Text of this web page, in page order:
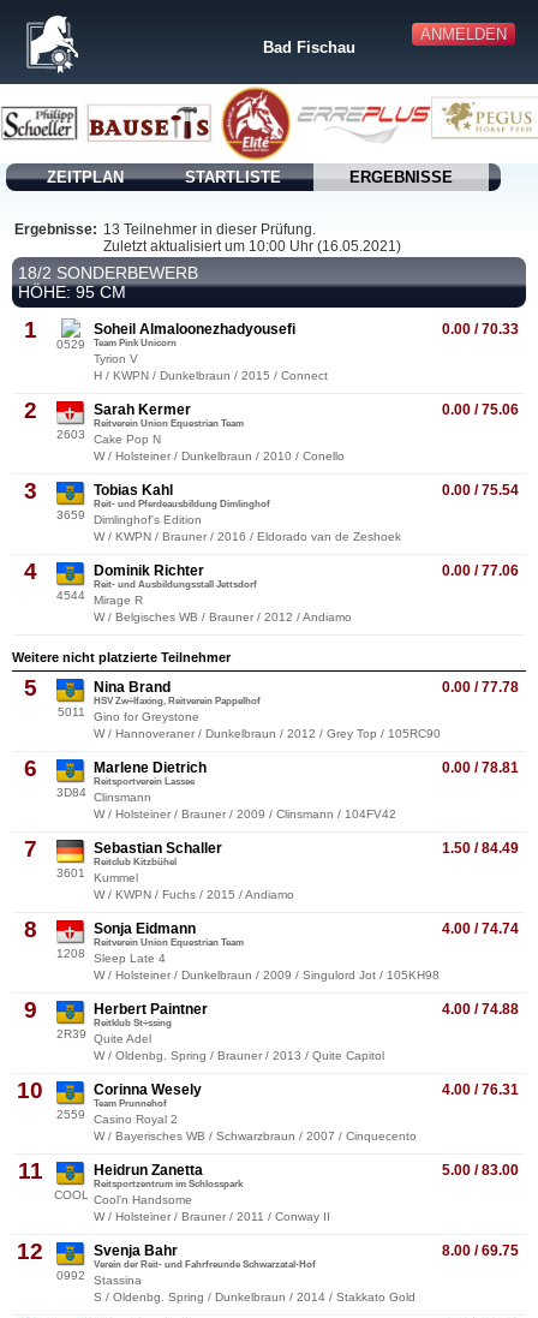
ANMELDEN
Bad Fischau
ZEITPLAN STARTLISTE ERGEBNISSE
Ergebnisse: 13 Teilnehmer in dieser Prüfung.
Zuletzt aktualisiert um 10:00 Uhr (16.05.2021)
18/2 SONDERBEWERB
HÖHE: 95 CM
1
0529
0.00 / 70.33
Soheil Almaloonezhadyousefi
Team Pink Unicorn
Tyrion V
H / KWPN / Dunkelbraun / 2015 / Connect
2
2603
0.00 / 75.06
Sarah Kermer
Reitverein Union Equestrian Team
Cake Pop N
W / Holsteiner / Dunkelbraun / 2010 / Conello
3
3659
0.00 / 75.54
Tobias Kahl
Reit- und Pferdeausbildung Dimlinghof
Dimlinghof's Edition
W / KWPN / Brauner / 2016 / Eldorado van de Zeshoek
4
4544
0.00 / 77.06
Dominik Richter
Reit- und Ausbildungsstall Jettsdorf
Mirage R
W / Belgisches WB / Brauner / 2012 / Andiamo
Weitere nicht platzierte Teilnehmer
5
5011
0.00 / 77.78
Nina Brand
HSV Zw÷lfaxing, Reitverein Pappelhof
Gino for Greystone
W / Hannoveraner / Dunkelbraun / 2012 / Grey Top / 105RC90
6
3D84
0.00 / 78.81
Marlene Dietrich
Reitsportverein Lassee
Clinsmann
W / Holsteiner / Brauner / 2009 / Clinsmann / 104FV42
7
3601
1.50 / 84.49
Sebastian Schaller
Reitclub Kitzbühel
Kummel
W / KWPN / Fuchs / 2015 / Andiamo
8
1208
4.00 / 74.74
Sonja Eidmann
Reitverein Union Equestrian Team
Sleep Late 4
W / Holsteiner / Dunkelbraun / 2009 / Singulord Jot / 105KH98
9
2R39
4.00 / 74.88
Herbert Paintner
Reitklub St÷ssing
Quite Adel
W / Oldenbg. Spring / Brauner / 2013 / Quite Capitol
10
2559
4.00 / 76.31
Corinna Wesely
Team Prunnehof
Casino Royal 2
W / Bayerisches WB / Schwarzbraun / 2007 / Cinquecento
11
COOL
5.00 / 83.00
Heidrun Zanetta
Reitsportzentrum im Schlosspark
Cool'n Handsome
W / Holsteiner / Brauner / 2011 / Conway II
12
0992
8.00 / 69.75
Svenja Bahr
Verein der Reit- und Fahrfreunde Schwarzatal-Hof
Stassina
S / Oldenbg. Spring / Dunkelbraun / 2014 / Stakkato Gold